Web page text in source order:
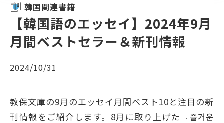
韓国関連書籍
【韓国語のエッセイ】2024年9月
月間ベストセラー＆新刊情報
2024/10/31
教保文庫の9月のエッセイ月間ベスト10と注目の新
刊情報をご紹介します。8月に取り上げた『즐거운